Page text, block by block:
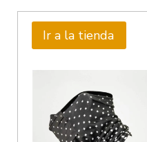
Ir a la tienda